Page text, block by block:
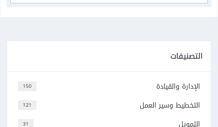
التصنيفات
150 الإدارة والقيادة
121 التخطيط وسير العمل
31 التمويل